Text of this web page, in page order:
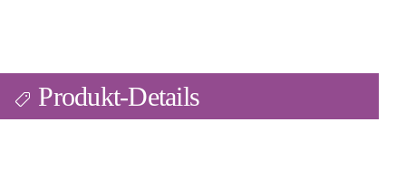
Produkt-Details